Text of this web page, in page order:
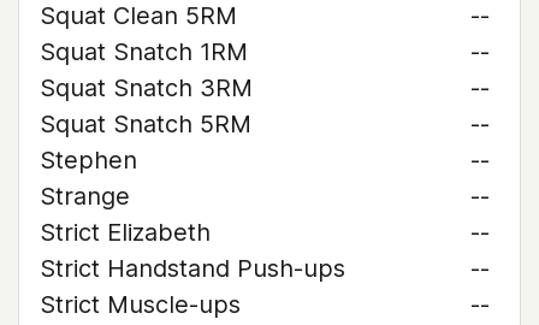
Squat Clean 5RM
--
Squat Snatch 1RM
--
Squat Snatch 3RM
--
Squat Snatch 5RM
--
Stephen
--
Strange
--
Strict Elizabeth
--
Strict Handstand Push-ups
--
Strict Muscle-ups
--